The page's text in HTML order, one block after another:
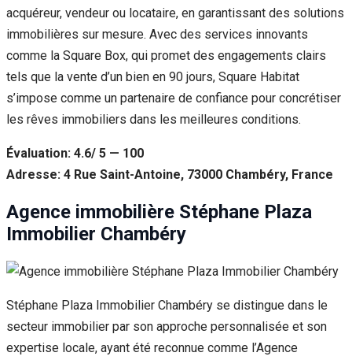
acquéreur, vendeur ou locataire, en garantissant des solutions
immobilières sur mesure. Avec des services innovants
comme la Square Box, qui promet des engagements clairs
tels que la vente d’un bien en 90 jours, Square Habitat
s’impose comme un partenaire de confiance pour concrétiser
les rêves immobiliers dans les meilleures conditions.
Évaluation: 4.6/ 5 — 100
Adresse: 4 Rue Saint-Antoine, 73000 Chambéry, France
Agence immobilière Stéphane Plaza
Immobilier Chambéry
Stéphane Plaza Immobilier Chambéry se distingue dans le
secteur immobilier par son approche personnalisée et son
expertise locale, ayant été reconnue comme l’Agence